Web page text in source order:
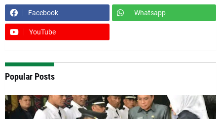
Facebook Whatsapp
YouTube
Popular Posts